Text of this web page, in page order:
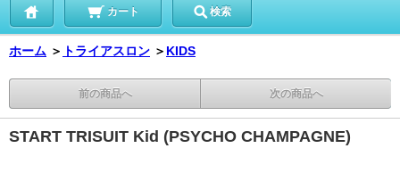
カート 検索
ホーム ＞ トライアスロン ＞ KIDS
前の商品へ 次の商品へ
START TRISUIT Kid (PSYCHO CHAMPAGNE)